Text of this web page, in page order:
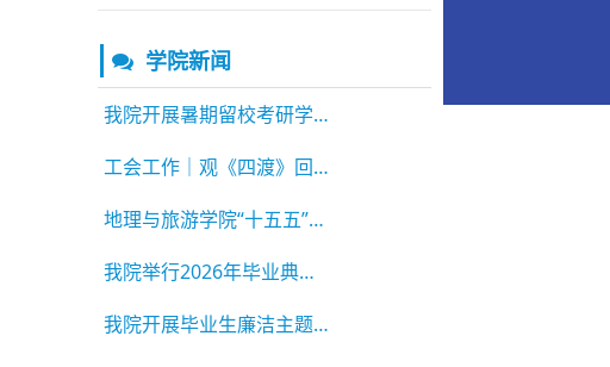
学院新闻
我院开展暑期留校考研学生慰问活动
工会工作｜观《四渡》回望长征路 庆建党105周
地理与旅游学院“十五五”高质量发展论坛顺利举
我院举行2026年毕业典礼暨学位授予仪式
我院开展毕业生廉洁主题教育系列活动